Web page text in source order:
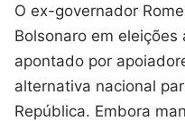
O ex-governador
Bolsonaro em
apontado por
alternativa nacional
República. Embora